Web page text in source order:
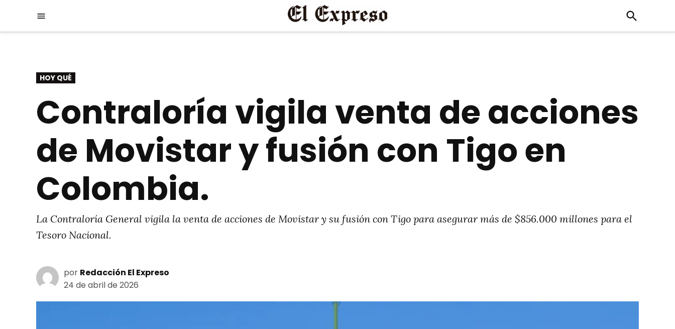
Menú
Open
Search
PUBLICADO
EN
HOY QUÉ
Contraloría vigila venta de acciones
de Movistar y fusión con Tigo en
Colombia.
La Contraloría General vigila la venta de acciones de Movistar y su fusión con Tigo para asegurar más de $856.000 millones para el
Tesoro Nacional.
por Redacción El Expreso
24 de abril de 2026